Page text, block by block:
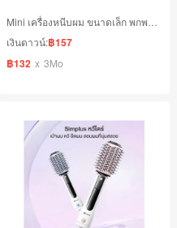
เงินดาวน์:฿157
฿132 x 3Mo